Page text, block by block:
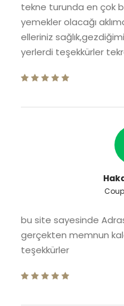
tekne turunda en çok
yemekler olacağı
elleriniz
yerlerdi teşekkürler
bu site sayesinde
gerçekten memnun
teşekkürler